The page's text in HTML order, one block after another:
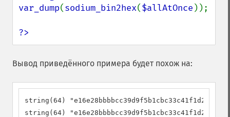
var_dump(sodium_bin2hex($allAtOnce ));
?>
Вывод приведённого примера будет похож на:
string(64)
string(64)